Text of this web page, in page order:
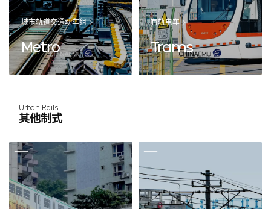
城市轨道交通动车组
Metro
有轨电车
Trams
Urban Rails
其他制式